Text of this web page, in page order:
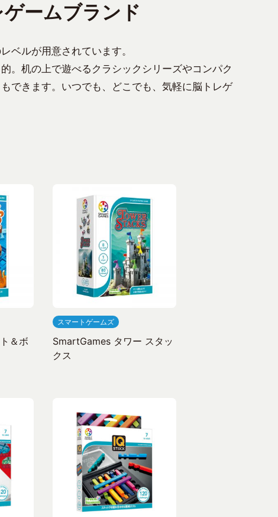
ームブランド
ベルが用意されています。
。机の上で遊べるクラシックシリーズやコンパク
できます。いつでも、どこでも、気軽に脳トレゲ
＆ボ
スマートゲームズ
SmartGames タワー スタッ
クス